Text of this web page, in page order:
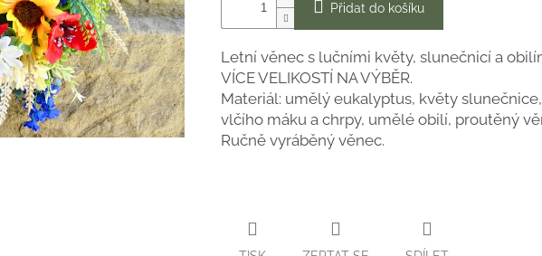
Přidat do košíku
Letní věnec s lučními květy, slunečnicí a
VÍCE VELIKOSTÍ NA VÝBĚR.
Materiál: umělý eukalyptus, květy
vlčího máku a chrpy, umělé obilí, proutěný
Ručně vyráběný věnec.